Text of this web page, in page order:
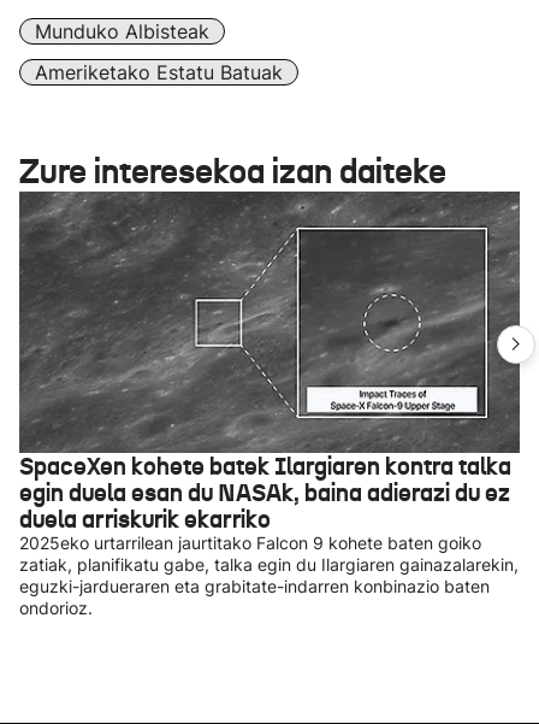
Munduko Albisteak
Ameriketako Estatu Batuak
Zure interesekoa izan daiteke
SpaceXen kohete batek Ilargiaren kontra talka
egin duela esan du NASAk, baina adierazi du ez
duela arriskurik ekarriko
2025eko urtarrilean jaurtitako Falcon 9 kohete baten goiko
zatiak, planifikatu gabe, talka egin du Ilargiaren gainazalarekin,
eguzki-jardueraren eta grabitate-indarren konbinazio baten
ondorioz.